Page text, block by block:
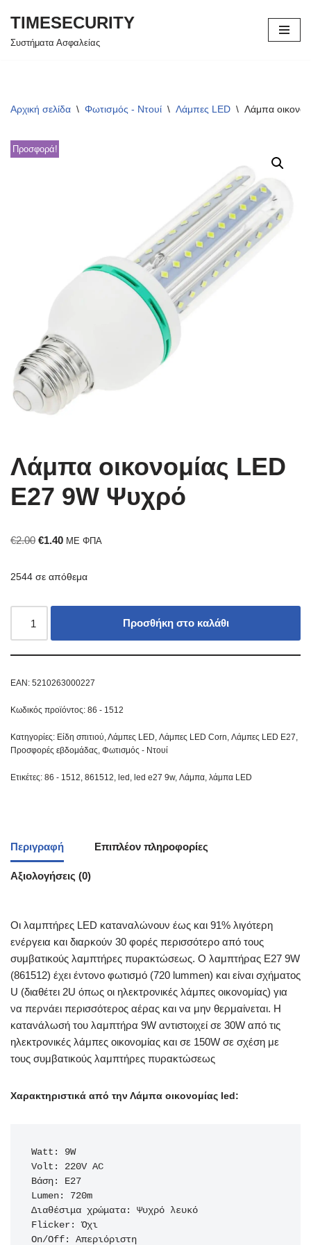
Μεταπηδήστε
TIMESECURITY
Συστήματα Ασφαλείας
Αρχική σελίδα \ Φωτισμός - Ντουί \ Λάμπες LED \ Λάμπα
Προσφορά!
Λάμπα οικονομίας LED
E27 9W Ψυχρό
€2.00 €1.40 ΜΕ ΦΠΑ
2544 σε απόθεμα
Προσθήκη στο καλάθι
EAN: 5210263000227
Κωδικός προϊόντος: 86 - 1512
Κατηγορίες: Είδη σπιτιού,Λάμπες LED, Λάμπες LED Corn, Λάμπες LED E27,
Προσφορές εβδομάδας, Φωτισμός - Ντουί
Ετικέτες: 86 - 1512, 861512, led , led e27 9w, Λάμπα, λάμπα LED
Περιγραφή Επιπλέον πληροφορίες
Αξιολογήσεις (0)
Οι λαμπτήρες LED καταναλώνουν έως και 91% λιγότερη
ενέργεια και διαρκούν 30 φορές περισσότερο από τους
συμβατικούς λαμπτήρες πυρακτώσεως. Ο λαμπτήρας Ε27 9W
(861512) έχει έντονο φωτισμό (720 lummen) και είναι σχήματος
U (διαθέτει 2U όπως οι ηλεκτρονικές λάμπες οικονομίας) για
να περνάει περισσότερος αέρας και να μην θερμαίνεται. Η
κατανάλωσή του λαμπτήρα 9W αντιστοιχεί σε 30W από τις
ηλεκτρονικές λάμπες οικονομίας και σε 150W σε σχέση με
τους συμβατικούς λαμπτήρες πυρακτώσεως
Χαρακτηριστικά από την Λάμπα οικονομίας led:
Watt: 9W
Volt: 220V AC
Βάση: E27
Lumen: 720m
Διαθέσιμα χρώματα: Ψυχρό λευκό
Flicker: Όχι
On/Off: Απεριόριστη